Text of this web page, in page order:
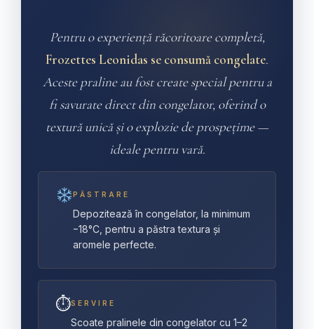
Pentru o experiență răcoritoare completă,
Frozettes Leonidas se consumă congelate.
Aceste praline au fost create special pentru a
fi savurate direct din congelator, oferind o
textură unică și o explozie de prospețime —
ideale pentru vară.
PĂSTRARE
Depozitează în congelator, la minimum
−18°C, pentru a păstra textura și
aromele perfecte.
⏱SERVIRE
Scoate pralinele din congelator cu 1–2